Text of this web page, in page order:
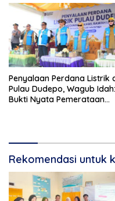
Bukan Konsumsi
Penyalaan Perdana Listrik
Pulau Dudepo, Wagub Idah:
Bukti Nyata Pemerataan
Rekomendasi untuk